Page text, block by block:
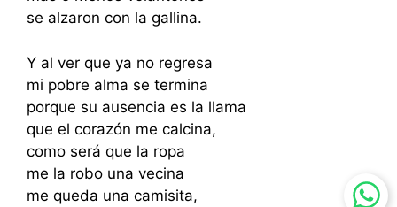
se alzaron con la gallina.
Y al ver que ya no regresa
mi pobre alma se termina
porque su ausencia es la llama
que el corazón me calcina,
como será que la ropa
me la robo una vecina
me queda una camisita,